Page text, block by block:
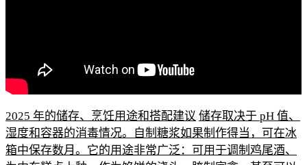
2025 年的储存、烹饪用途和搭配建议 储存取决于 pH 值、
湿度和容器的消毒情况。自制糖浆如果制作得当，可在冰
箱中保存数月。它的用途非常广泛：可用于调制鸡尾酒、